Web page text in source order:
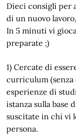
Dieci consigli per
di un nuovo
In 5 minuti vi
preparate ;)
1) Cercate di
curriculum (senza
esperienze di
istanza sulla base
suscitate in chi vi
persona.